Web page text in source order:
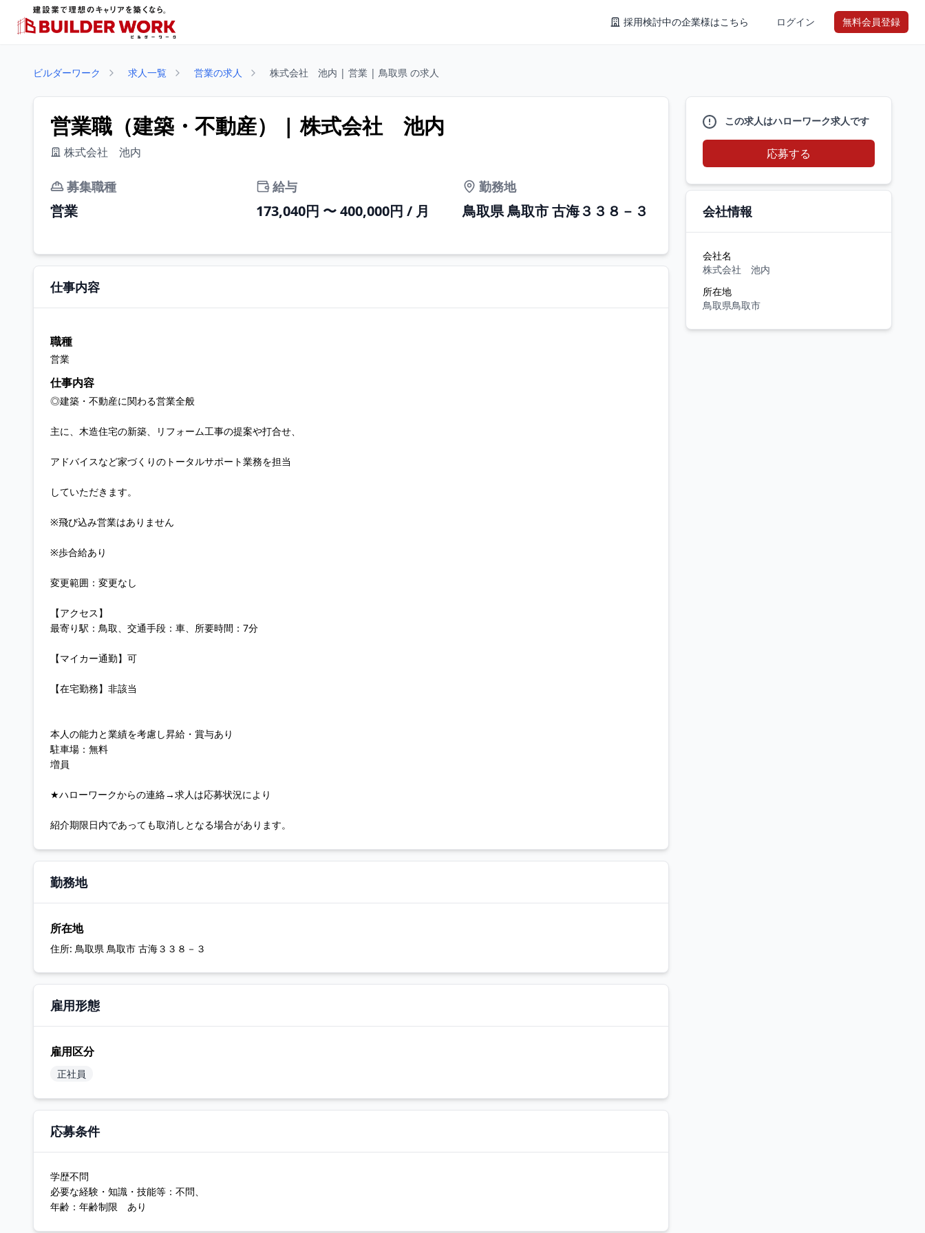
採用検討中の企業様はこちら ログイン 無料会員登録
ビルダーワーク 求人一覧 営業の求人 株式会社 池内 | 営業 | 鳥取県 の求人
営業職（建築・不動産） | 株式会社 池内
株式会社 池内
募集職種
営業
給与
173,040円 〜 400,000円 / 月
勤務地
鳥取県 鳥取市 古海３３８－３
仕事内容
職種
営業
仕事内容
◎建築・不動産に関わる営業全般
主に、木造住宅の新築、リフォーム工事の提案や打合せ、
アドバイスなど家づくりのトータルサポート業務を担当
していただきます。
※飛び込み営業はありません
※歩合給あり
変更範囲：変更なし
【アクセス】
最寄り駅：鳥取、交通手段：車、所要時間：7分
【マイカー通勤】可
【在宅勤務】非該当
本人の能力と業績を考慮し昇給・賞与あり
駐車場：無料
増員
★ハローワークからの連絡→求人は応募状況により
紹介期限日内であっても取消しとなる場合があります。
勤務地
所在地
住所: 鳥取県 鳥取市 古海３３８－３
雇用形態
雇用区分
正社員
応募条件
学歴不問
必要な経験・知識・技能等：不問、
年齢：年齢制限 あり
この求人はハローワーク求人です
応募する
会社情報
会社名
株式会社 池内
所在地
鳥取県鳥取市